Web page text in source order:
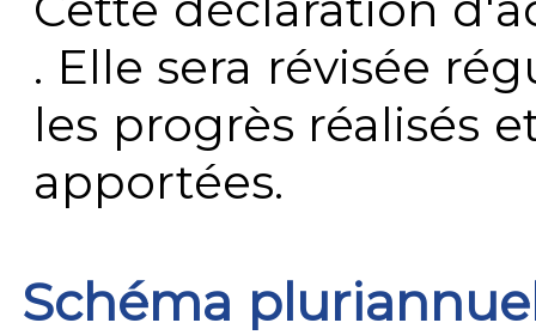
. Elle sera révisée
les progrès réalisés
apportées.
Schéma